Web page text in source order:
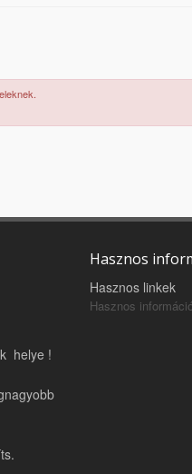
helye !
Hasznos
Hasznos linkek
Hasznos